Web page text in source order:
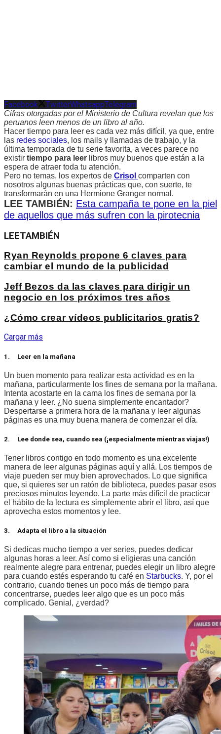
Facebook TwitterWhatsappTelegram
Cifras otorgadas por el Ministerio de Cultura revelan que los
peruanos leen menos de un libro al año.
Hacer tiempo para leer es cada vez más difícil, ya que, entre
las redes sociales, los mails y llamadas de trabajo, y la
última temporada de tu serie favorita, a veces parece no
existir tiempo para leer libros muy buenos que están a la
espera de atraer toda tu atención.
Pero no temas, los expertos de Crisol comparten con
nosotros algunas buenas prácticas que, con suerte, te
transformarán en una Hermione Granger normal.
LEE TAMBIÉN: Esta campaña te pone en la piel
de aquellos que más sufren con la pirotecnia
LEETAMBIÉN
Ryan Reynolds propone 6 claves para
cambiar el mundo de la publicidad
Jeff Bezos da las claves para dirigir un
negocio en los próximos tres años
¿Cómo crear vídeos publicitarios gratis?
Cargar más
1. Leer en la mañana
Un buen momento para realizar esta actividad es en la
mañana, particularmente los fines de semana por la mañana.
Intenta acostarte en la cama los fines de semana por la
mañana y leer. ¿No suena simplemente encantador?
Despertarse a primera hora de la mañana y leer algunas
páginas es una muy buena manera de comenzar el día.
2. Lee donde sea, cuando sea (¡especialmente mientras viajas!)
Tener libros contigo en todo momento es una excelente
manera de leer algunas páginas aquí y allá. Los tiempos de
viaje pueden ser muy bien aprovechados. Lo que significa
que, si quieres ser un ratón de biblioteca, puedes pasar esos
preciosos minutos leyendo. La parte más difícil de practicar
el hábito de la lectura es simplemente abrir el libro, así que
aprovecha estos momentos y lee.
3. Adapta el libro a la situación
Si dedicas mucho tiempo a ver series, puedes dedicar
algunas horas a leer. Así como si eligieras una canción
realmente alegre para entrenar, puedes elegir un libro alegre
para cuando estés esperando tu café en Starbucks. Y, por el
contrario, cuando tienes un poco más de tiempo para
concentrarse, puedes leer algo que es un poco más
complicado. Genial, ¿verdad?